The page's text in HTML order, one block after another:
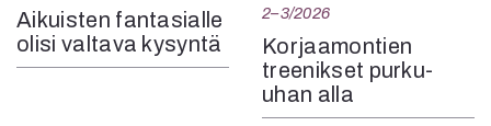
Aikuisten fantasialle
olisi valtava kysyntä
2–3/2026
Korjaamontien
treenikset purku-
uhan alla